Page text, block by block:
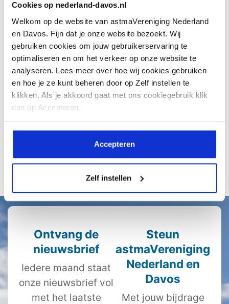
Cookies op nederland-davos.nl
Welkom op de website van astmaVereniging Nederland
en Davos. Fijn dat je onze website bezoekt. Wij
gebruiken cookies om jouw gebruikerservaring te
optimaliseren en om het verkeer op onze website te
analyseren. Lees meer over hoe wij cookies gebruiken
en hoe je ze kunt beheren door op Zelf instellen te
klikken. Als je akkoord gaat met ons cookiegebruik klik
dan op Accepteren.
Accepteren
Zelf instellen
Op het moment is het warm in
Nederland. Heb je astma, dan kan
dit...
Lees meer
Alle artikelen
Ontvang de
nieuwsbrief
Iedere maand staat
onze nieuwsbrief vol
met het laatste
Steun
astmaVereniging
Nederland en
Davos
Met jouw bijdrage